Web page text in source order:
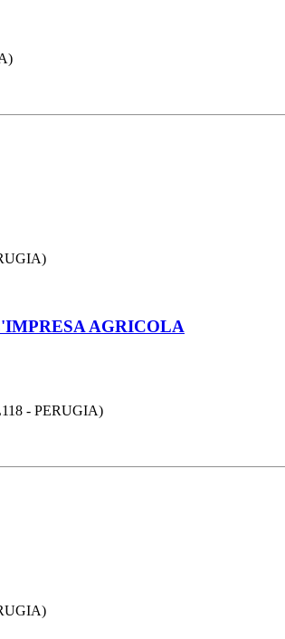
AGRICOLA
- PERUGIA)